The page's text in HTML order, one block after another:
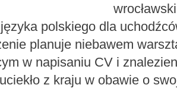
języka polskiego dla
planuje niebawem
w napisaniu CV i
z kraju w obawie o